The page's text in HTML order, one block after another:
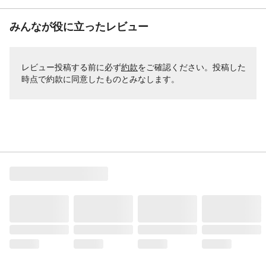
みんなが役に立ったレビュー
レビュー投稿する前に必ず約款をご確認ください。投稿した
時点で約款に同意したものとみなします。